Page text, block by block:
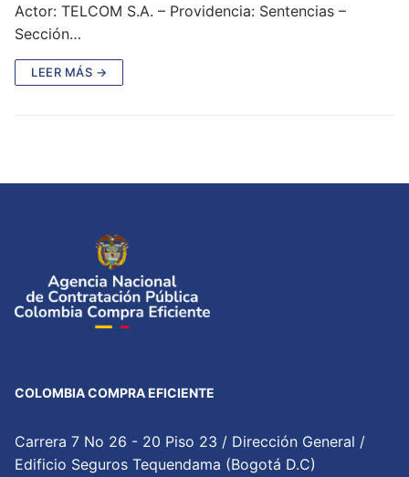
Actor: TELCOM S.A. – Providencia: Sentencias –
Sección…
LEER MÁS →
COLOMBIA COMPRA EFICIENTE
Carrera 7 No 26 - 20 Piso 23 / Dirección General /
Edificio Seguros Tequendama (Bogotá D.C)